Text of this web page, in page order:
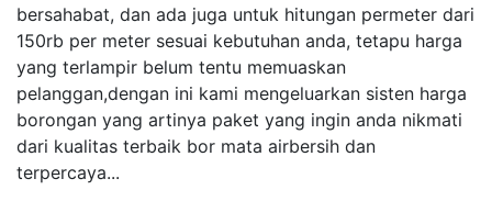
bersahabat, dan ada juga untuk hitungan permeter dari
150rb per meter sesuai kebutuhan anda, tetapu harga
yang terlampir belum tentu memuaskan
pelanggan,dengan ini kami mengeluarkan sisten harga
borongan yang artinya paket yang ingin anda nikmati
dari kualitas terbaik bor mata airbersih dan
terpercaya...